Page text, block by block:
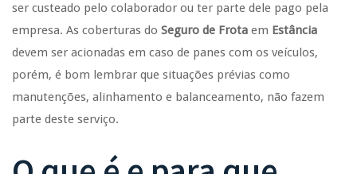
ser custeado pelo colaborador ou ter parte dele pago pela
empresa. As coberturas do Seguro de Frota em Estância
devem ser acionadas em caso de panes com os veículos,
porém, é bom lembrar que situações prévias como
manutenções, alinhamento e balanceamento, não fazem
parte deste serviço.